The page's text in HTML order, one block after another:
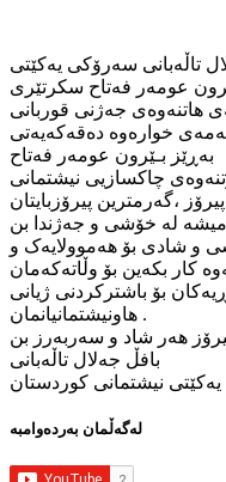
تاڵەبانی سەرۆکی یەکێتی
عومەر فەتاح سکرتێری
هاتنەوەی جەژنی قوربانی
بەڕێز بـێرون عومەر فەتاح
چاکسازیی نیشتمانی
،گەرمترین پیرۆزبایتان
و شادی بۆ هەموولایەک و
کار بکەین بۆ وڵاتەکەمان
بۆ باشترکردنی ژیانی
هاونیشتمانیانمان .
هەر شاد و سەربەرز بن
بافڵ جەلال تاڵەبانی
نیشتمانی کوردستان
لەگەڵمان بەردەوامبە